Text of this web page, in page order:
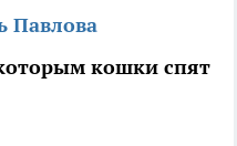
Павлова
кошки спят